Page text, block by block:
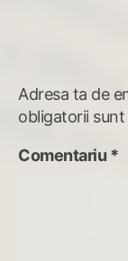
Adresa ta de
obligatorii
Comentariu *